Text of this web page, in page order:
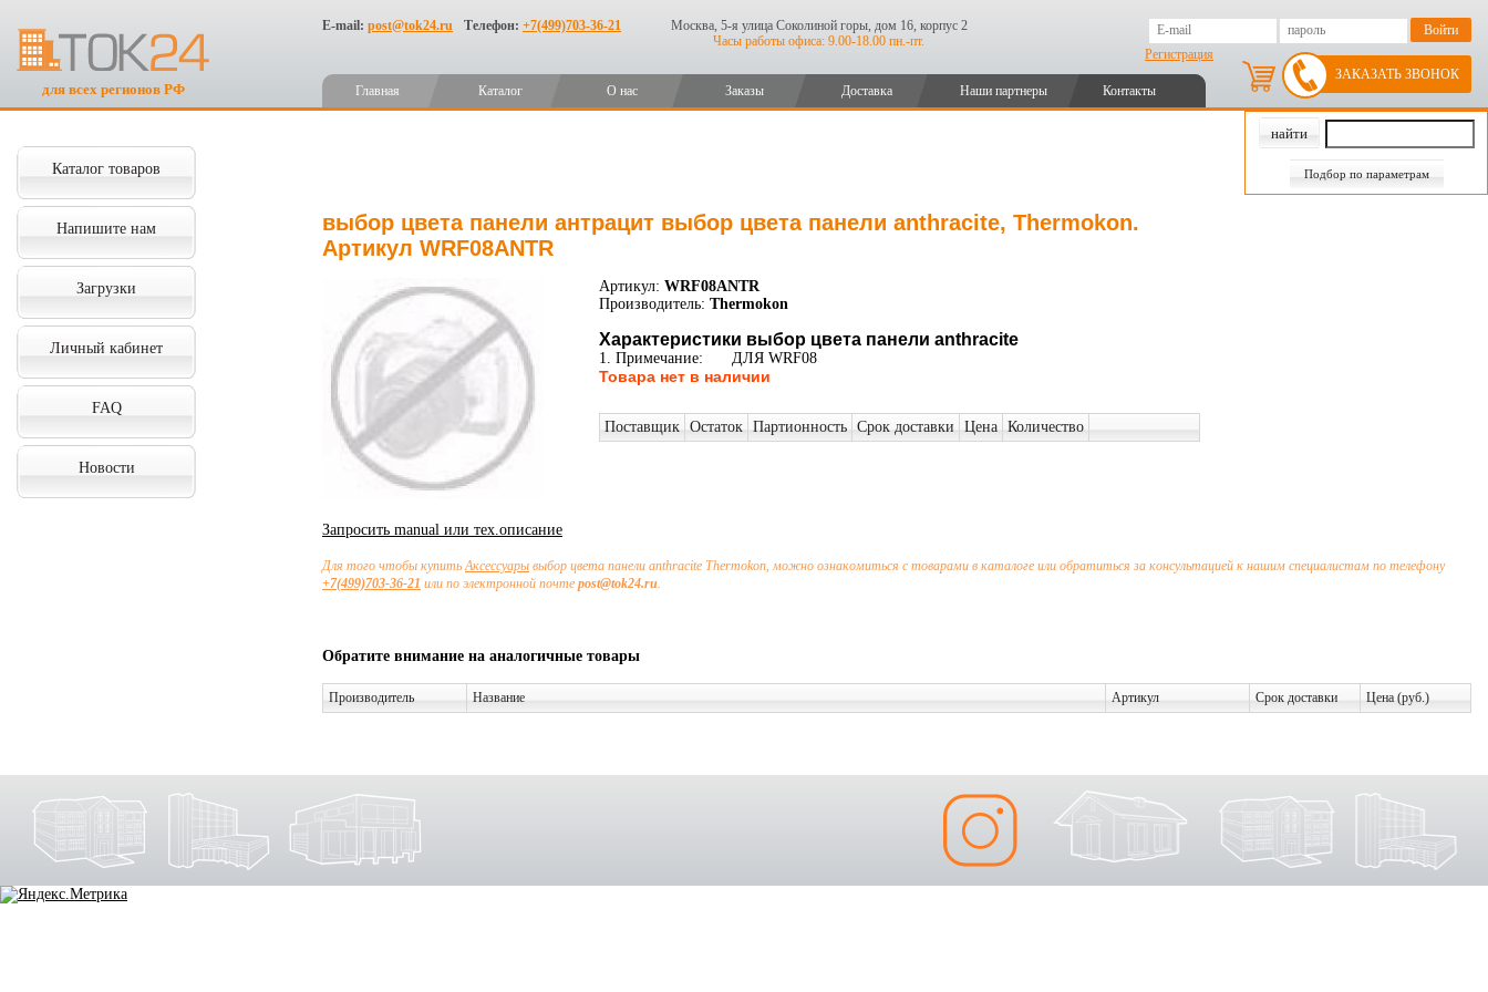
для всех регионов РФ
E-mail: post@tok24.ru Телефон: +7(499)703-36-21
Москва, 5-я улица Соколиной горы, дом 16, корпус 2
Часы работы офиса: 9.00-18.00 пн.-пт.
Регистрация
Главная Каталог О нас Заказы Доставка Наши партнеры Контакты
ЗАКАЗАТЬ ЗВОНОК
Подбор по параметрам
Каталог товаров
Напишите нам
Загрузки
Личный кабинет
FAQ
Новости
выбор цвета панели антрацит выбор цвета панели anthracite, Thermokon.
Артикул WRF08ANTR
Артикул: WRF08ANTR
Производитель: Thermokon
Характеристики выбор цвета панели anthracite
1. Примечание: ДЛЯ WRF08
Товара нет в наличии
Поставщик Остаток Партионность Срок доставки Цена Количество
Запросить manual или тех.описание
Для того чтобы купитьАксессуарывыбор цвета панели anthracite Thermokon, можно ознакомиться с товарами в каталоге или обратиться за консультацией к нашим специалистам по телефону
+7(499)703-36-21 или по электронной почте post@tok24.ru.
Обратите внимание на аналогичные товары
Производитель Название Артикул Срок доставки Цена (руб.)